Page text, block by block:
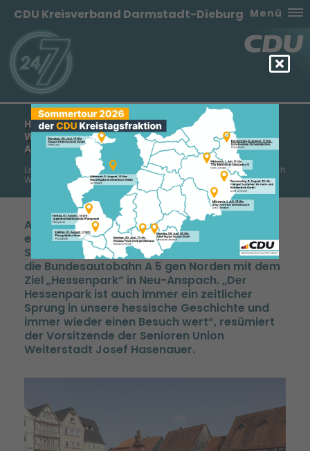
CDU Kreisverband Darmstadt-Dieburg Menü
HALBTAGESFAHRT DER SENIOREN UNION
WEITERSTADT IN DEN HESSENPARK NACH NEU-
ANSPACH
Letzte Fahrt dieses Jahr führt in den Hessischen Landtag nach
Wiesbaden
Am Mittwoch, den 18. September 2024 fuhr
ein Bus voller Weiterstädter Seniorinnen und
Senioren – bei bestem Spätsommerwetter –
die Bundesautobahn A 5 gen Norden mit dem
Ziel „Hessenpark“ in Neu-Anspach. „Der
Hessenpark ist auch immer ein zeitlicher
Sprung in unsere hessische Geschichte und
immer wieder einen Besuch wert“, resümiert
der Vorsitzende der Senioren Union
Weiterstadt Josef Hasenauer.